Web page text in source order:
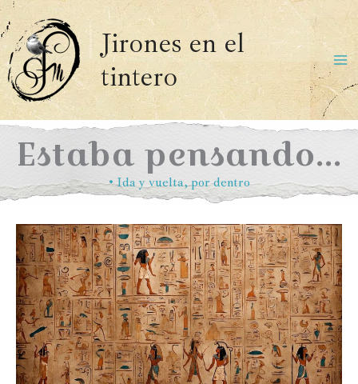
Ir
al
contenido
Jirones en el
tintero
Estaba pensando…
•Ida y vuelta,por dentro